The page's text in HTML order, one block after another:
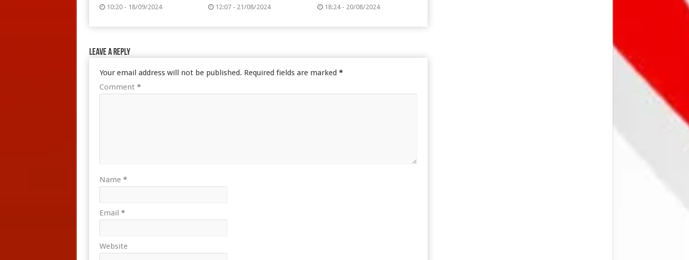
10:20 - 18/09/2024 12:07 - 21/08/2024 18:24 - 20/08/2024
Leave a Reply
Your email address will not be published. Required fields are marked *
Comment *
Name *
Email *
Website